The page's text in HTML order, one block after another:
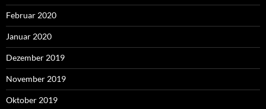
Februar 2020
Januar 2020
Dezember 2019
November 2019
Oktober 2019